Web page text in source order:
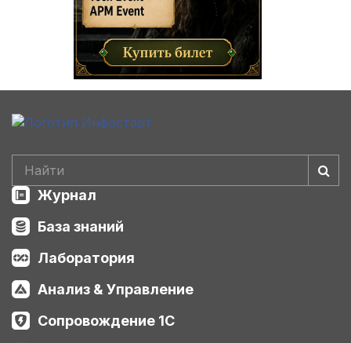
Журнал
База знаний
Лаборатория
Анализ & Управление
Сопровождение 1С